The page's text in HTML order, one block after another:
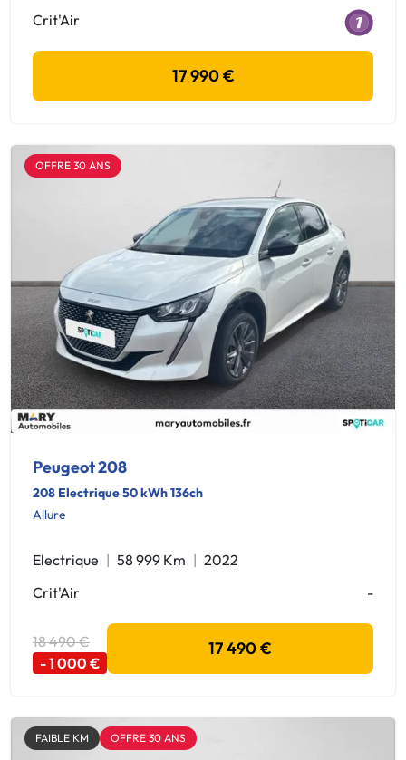
Crit'Air
17 990 €
OFFRE 30 ANS
Peugeot 208
208 Electrique 50 kWh 136ch
Allure
Electrique 58 999 Km
2022
Crit'Air
-
18 490 €
- 1 000 €
17 490 €
FAIBLE KM OFFRE 30 ANS